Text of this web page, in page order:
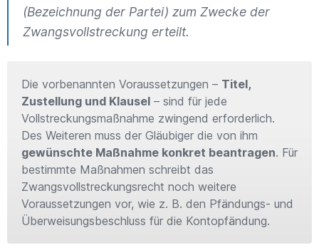
(Bezeichnung der Partei) zum Zwecke der
Zwangsvollstreckung erteilt.
Die vorbenannten Voraussetzungen – Titel,
Zustellung und Klausel – sind für jede
Vollstreckungsmaßnahme zwingend erforderlich.
Des Weiteren muss der Gläubiger die von ihm
gewünschte Maßnahme konkret beantragen. Für
bestimmte Maßnahmen schreibt das
Zwangsvollstreckungsrecht noch weitere
Voraussetzungen vor, wie z. B. den Pfändungs- und
Überweisungsbeschluss für die Kontopfändung.